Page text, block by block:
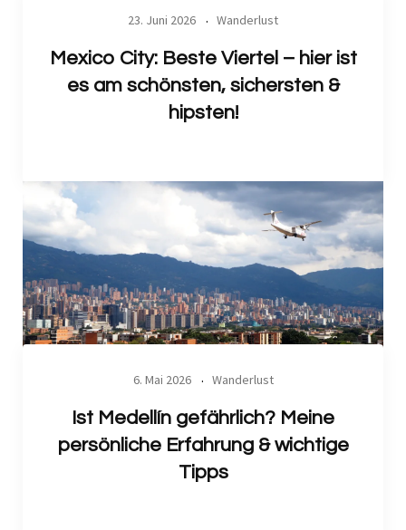
23. Juni 2026 Wanderlust
Mexico City: Beste Viertel – hier ist
es am schönsten, sichersten &
hipsten!
6. Mai 2026 Wanderlust
Ist Medellín gefährlich? Meine
persönliche Erfahrung & wichtige
Tipps